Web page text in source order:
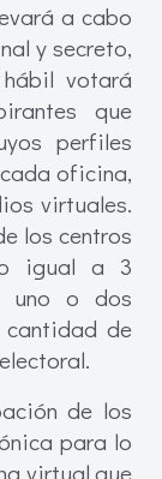
a cabo
y secreto,
votará
que
perfiles
oficina,
virtuales.
los centros
o igual a 3
uno o dos
cantidad de
de los
para lo
virtual que